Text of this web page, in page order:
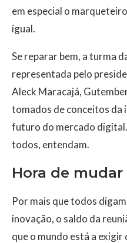
em especial o
igual.
Se reparar bem, a turma
representada pelo
Aleck Maracajá,
tomados de conceitos da
futuro do mercado
todos, entendam.
Hora de mudar
Por mais que todos
inovação, o saldo da
que o mundo está a exigir